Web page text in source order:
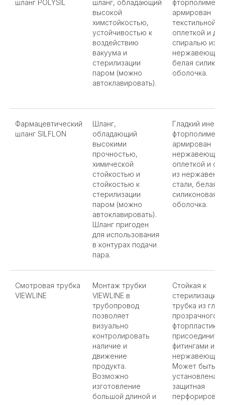
шланг POLYSIL
шланг, обладающий
высокой
химстойкостью,
устойчивостью к
воздействию
вакуума и
стерилизации
паром (можно
автоклавировать).
фторполимер
армирован
текстильной
оплеткой и
спиралью из
нержавеющей
белая
оболочка.
Фармацевтический
шланг SILFLON
Шланг,
обладающий
высокими
прочностью,
химической
стойкостью и
стойкостью к
стерилизации
паром (можно
автоклавировать).
Шланг пригоден
для использования
в контурах подачи
пара.
Гладкий
фторполимер
армирован
нержавеющей
оплеткой и
из
стали, белая
силиконовая
оболочка.
Смотровая трубка
VIEWLINE
Монтаж трубки
VIEWLINE в
трубопровод
позволяет
визуально
контролировать
наличие и
движение
продукта.
Возможно
изготовление
большой длиной и
Стойкая к
стерилизации
трубка из
прозрачного
фторпластика
фитингами из
нержавеющей
Может быть
установлена
защитная